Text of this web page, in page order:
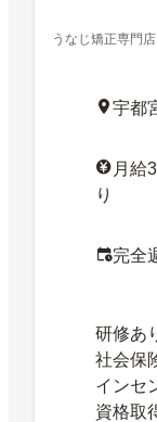
うなじ矯正専門
宇都
月給
り
完全
研修あ
社会保
インセ
資格取